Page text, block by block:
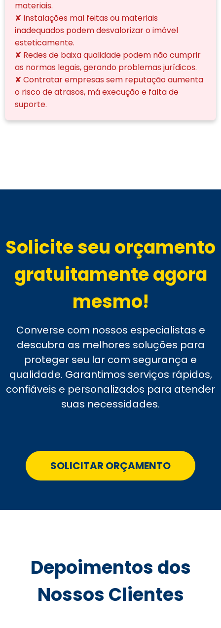
materiais.
✘ Instalações mal feitas ou materiais
inadequados podem desvalorizar o imóvel
esteticamente.
✘ Redes de baixa qualidade podem não cumprir
as normas legais, gerando problemas jurídicos.
✘ Contratar empresas sem reputação aumenta
o risco de atrasos, má execução e falta de
suporte.
Solicite seu orçamento
gratuitamente agora
mesmo!
Converse com nossos especialistas e
descubra as melhores soluções para
proteger seu lar com segurança e
qualidade. Garantimos serviços rápidos,
confiáveis e personalizados para atender
suas necessidades.
SOLICITAR ORÇAMENTO
Depoimentos dos
Nossos Clientes